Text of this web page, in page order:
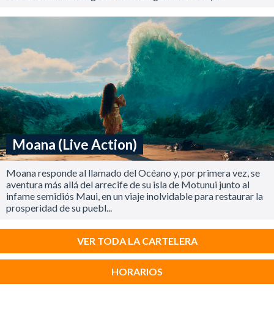
Moana (Live Action)
Moana responde al llamado del Océano y, por primera vez, se
aventura más allá del arrecife de su isla de Motunui junto al
infame semidiós Maui, en un viaje inolvidable para restaurar la
prosperidad de su puebl...
VER TODA LA CARTELERA
HORARIOS